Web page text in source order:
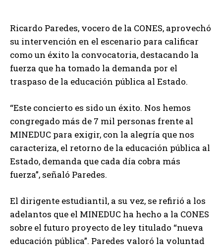
Ricardo Paredes, vocero de la CONES, aprovechó
su intervención en el escenario para calificar
como un éxito la convocatoria, destacando la
fuerza que ha tomado la demanda por el
traspaso de la educación pública al Estado.
“Este concierto es sido un éxito. Nos hemos
congregado más de 7 mil personas frente al
MINEDUC para exigir, con la alegría que nos
caracteriza, el retorno de la educación pública al
Estado, demanda que cada día cobra más
fuerza”, señaló Paredes.
El dirigente estudiantil, a su vez, se refirió a los
adelantos que el MINEDUC ha hecho a la CONES
sobre el futuro proyecto de ley titulado “nueva
educación pública”. Paredes valoró la voluntad